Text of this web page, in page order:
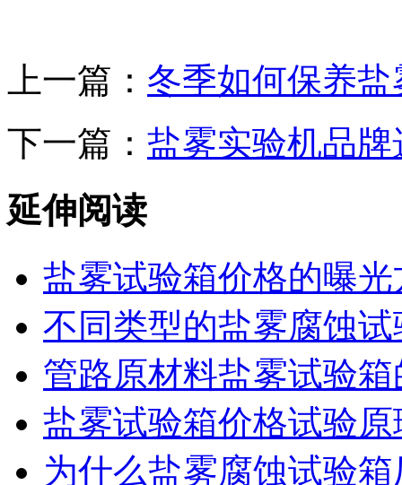
上一篇： 冬季如何保养
下一篇： 盐雾实验机品牌
延伸阅读
盐雾试验箱价格的曝光
不同类型的盐雾腐蚀试
管路原材料盐雾试验箱
盐雾试验箱价格试验原
为什么盐雾腐蚀试验箱